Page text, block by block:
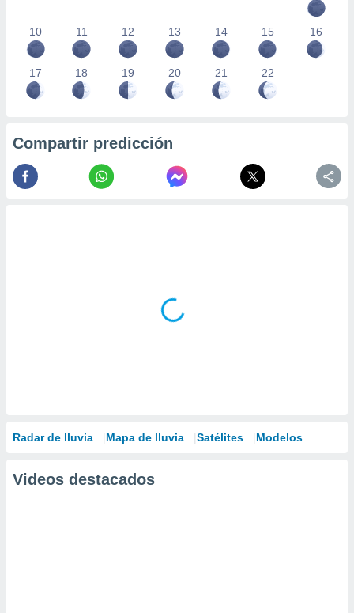
10 11 12 13 14 15 16
17 18 19 20 21 22
Compartir predicción
Radar de lluvia Mapa de lluvia Satélites Modelos
Videos destacados